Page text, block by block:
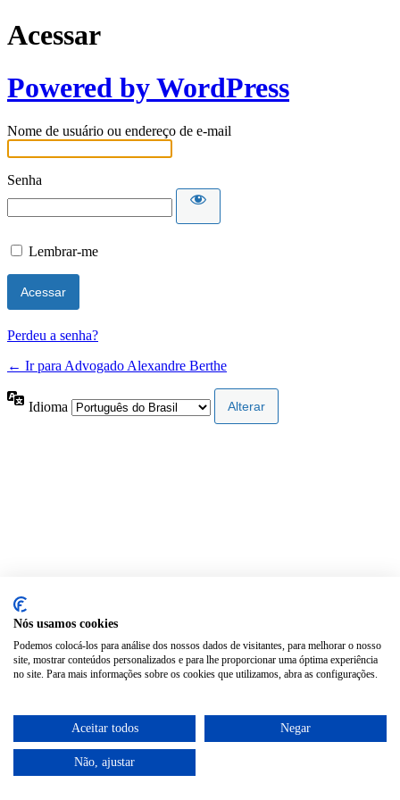
Acessar
Powered by WordPress
Nome de usuário ou endereço de e-mail
Senha
Lembrar-me
Perdeu a senha?
← Ir para Advogado Alexandre Berthe
Idioma
Nós usamos cookies
Podemos colocá-los para análise dos nossos dados de visitantes, para melhorar o nosso
site, mostrar conteúdos personalizados e para lhe proporcionar uma óptima experiência
no site. Para mais informações sobre os cookies que utilizamos, abra as configurações.
Aceitar todos Negar
Não, ajustar